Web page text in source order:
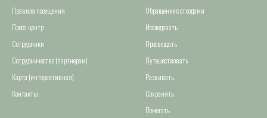
Правила посещения
Пресс-центр
Сотрудники
Сотрудничество (партнерам)
Карта (интерактивная)
Контакты
Обращение с отходами
Исследовать
Просвещать
Путешествовать
Развивать
Сохранять
Помогать